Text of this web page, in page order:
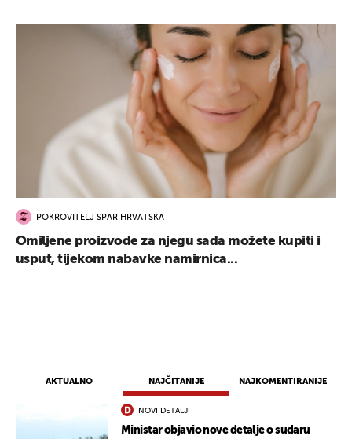
AKTUALNO NAJČITANIJE NAJKOMENTIRANIJE
NOVI DETALJI
Ministar objavio nove detalje o sudaru
POKROVITELJ SPAR HRVATSKA
Omiljene proizvode za njegu sada možete kupiti i
usput, tijekom nabavke namirnica...
UKLJUČITE NOTIFIKACIJE